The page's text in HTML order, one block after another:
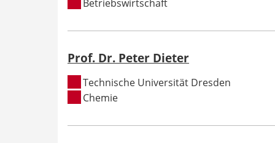
Betriebswirtschaft
Prof. Dr. Peter Dieter
Technische Universität Dresden
Chemie